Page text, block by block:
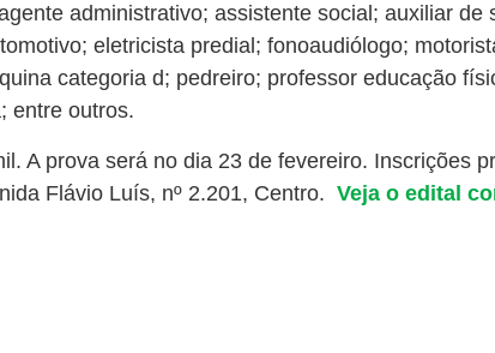
administrativo; assistente social; auxiliar de
eletricista predial; fonoaudiólogo;
categoria d; pedreiro; professor educação
entre outros.
A prova será no dia 23 de fevereiro. Inscrições
Flávio Luís, nº 2.201, Centro. Veja o edital